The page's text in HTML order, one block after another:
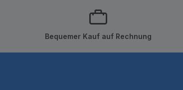
Bequemer Kauf auf Rechnung